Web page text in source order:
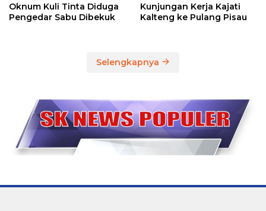
Oknum Kuli Tinta Diduga
Pengedar Sabu Dibekuk
Kunjungan Kerja Kajati
Kalteng ke Pulang Pisau
Selengkapnya